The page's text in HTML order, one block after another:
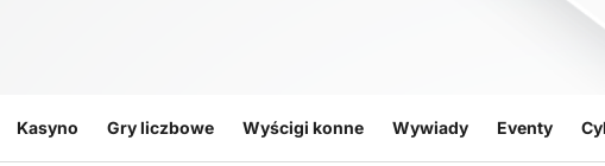
Kasyno Gry liczbowe Wyścigi konne Wywiady Eventy